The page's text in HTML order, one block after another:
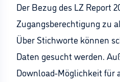
Der Bezug des LZ Report
Zugangsberechtigung zu
Über Stichworte können
Daten gesucht werden.
Download-Möglichkeit für